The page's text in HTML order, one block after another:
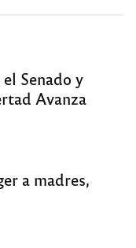
Senado y
Avanza
a madres,